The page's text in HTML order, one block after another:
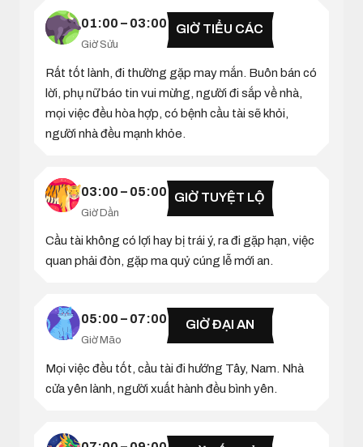
01:00 – 03:00
Giờ Sửu
GIỜ TIỂU CÁC
Rất tốt lành, đi thường gặp may mắn. Buôn bán có
lời, phụ nữ báo tin vui mừng, người đi sắp về nhà,
mọi việc đều hòa hợp, có bệnh cầu tài sẽ khỏi,
người nhà đều mạnh khỏe.
03:00 – 05:00
Giờ Dần
GIỜ TUYỆT LỘ
Cầu tài không có lợi hay bị trái ý, ra đi gặp hạn, việc
quan phải đòn, gặp ma quỷ cúng lễ mới an.
05:00 – 07:00
Giờ Mão
GIỜ ĐẠI AN
Mọi việc đều tốt, cầu tài đi hướng Tây, Nam. Nhà
cửa yên lành, người xuất hành đều bình yên.